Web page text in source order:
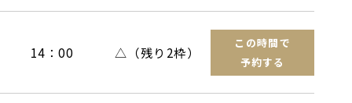
14：00 △（残り2枠）
この時間で
予約する